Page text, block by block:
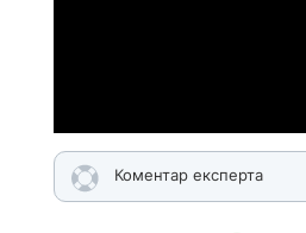
Коментар експерта